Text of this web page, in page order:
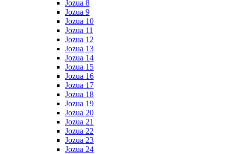
Jozua 8
Jozua 9
Jozua 10
Jozua 11
Jozua 12
Jozua 13
Jozua 14
Jozua 15
Jozua 16
Jozua 17
Jozua 18
Jozua 19
Jozua 20
Jozua 21
Jozua 22
Jozua 23
Jozua 24